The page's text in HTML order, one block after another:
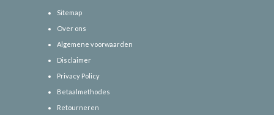
Sitemap
Over ons
Algemene voorwaarden
Disclaimer
Privacy Policy
Betaalmethodes
Retourneren